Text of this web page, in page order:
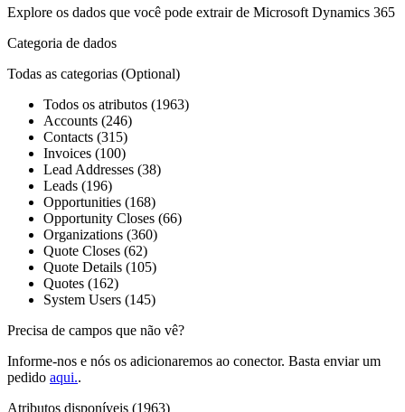
Explore os dados que você pode extrair de Microsoft Dynamics 365
Categoria de dados
Todas as categorias (Optional)
Todos os atributos (1963)
Accounts (246)
Contacts (315)
Invoices (100)
Lead Addresses (38)
Leads (196)
Opportunities (168)
Opportunity Closes (66)
Organizations (360)
Quote Closes (62)
Quote Details (105)
Quotes (162)
System Users (145)
Precisa de campos que não vê?
Informe-nos e nós os adicionaremos ao conector. Basta enviar um
pedido aqui..
Atributos disponíveis (1963)